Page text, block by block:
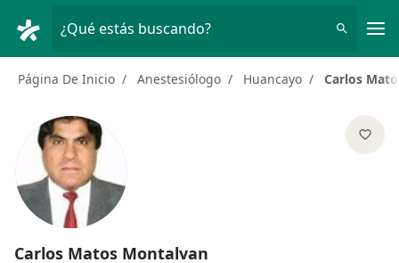
¿Qué estás buscando?
Página De Inicio Anestesiólogo Huancayo Carlos
Carlos Matos Montalvan